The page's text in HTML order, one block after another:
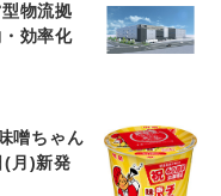
物流拠
効率化
噌ちゃん
(月)新発